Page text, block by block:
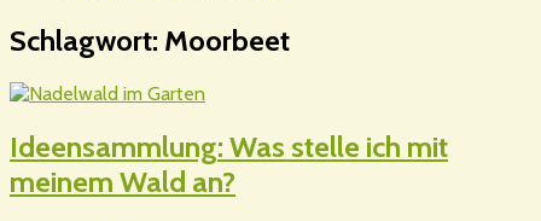
Schlagwort: Moorbeet
Ideensammlung: Was stelle ich mit
meinem Wald an?